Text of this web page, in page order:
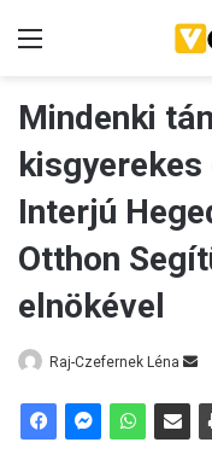
Mindenki
Interjú
Otthon
elnökével
Raj-Czefernek Léna